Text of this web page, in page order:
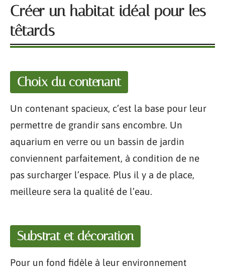
Créer un habitat idéal pour les
têtards
Choix du contenant
Un contenant spacieux, c’est la base pour leur
permettre de grandir sans encombre. Un
aquarium en verre ou un bassin de jardin
conviennent parfaitement, à condition de ne
pas surcharger l’espace. Plus il y a de place,
meilleure sera la qualité de l’eau.
Substrat et décoration
Pour un fond fidèle à leur environnement